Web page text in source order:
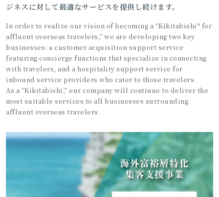
ジネスに対して最適なサービスを提供し続けます。
In order to realize our vision of becoming a “Kikitabishi* for
affluent overseas travelers,” we are developing two key
businesses: a customer acquisition support service
featuring concierge functions that specialize in connecting
with travelers, and a hospitality support service for
inbound service providers who cater to those travelers.
As a “Kikitabishi,” our company will continue to deliver the
most suitable services to all businesses surrounding
affluent overseas travelers.